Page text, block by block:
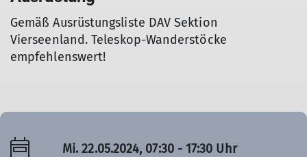
Gemäß Ausrüstungsliste DAV Sektion
Vierseenland. Teleskop-Wanderstöcke
empfehlenswert!
Mi. 22.05.2024, 07:30 - 17:30 Uhr